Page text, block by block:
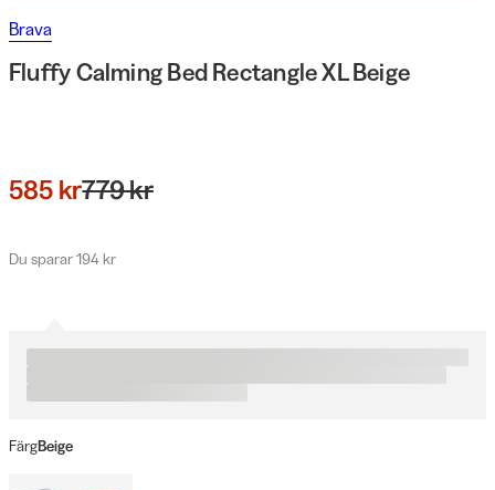
Brava
Fluffy Calming Bed Rectangle XL Beige
585 kr779 kr
Du sparar 194 kr
FärgBeige